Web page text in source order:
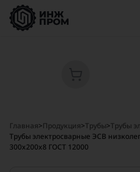
Главная>Продукция> Трубы> Трубы
Трубы электросварные ЭСВ
300x200x8 ГОСТ 12000